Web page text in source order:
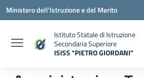
Vai ai contenuti
Vai al menu di navigazione
Vai al footer
Ministero dell'Istruzione e del Merito
Istituto Statale di Istruzione
Secondaria Superiore
ISISS "PIETRO GIORDANI"